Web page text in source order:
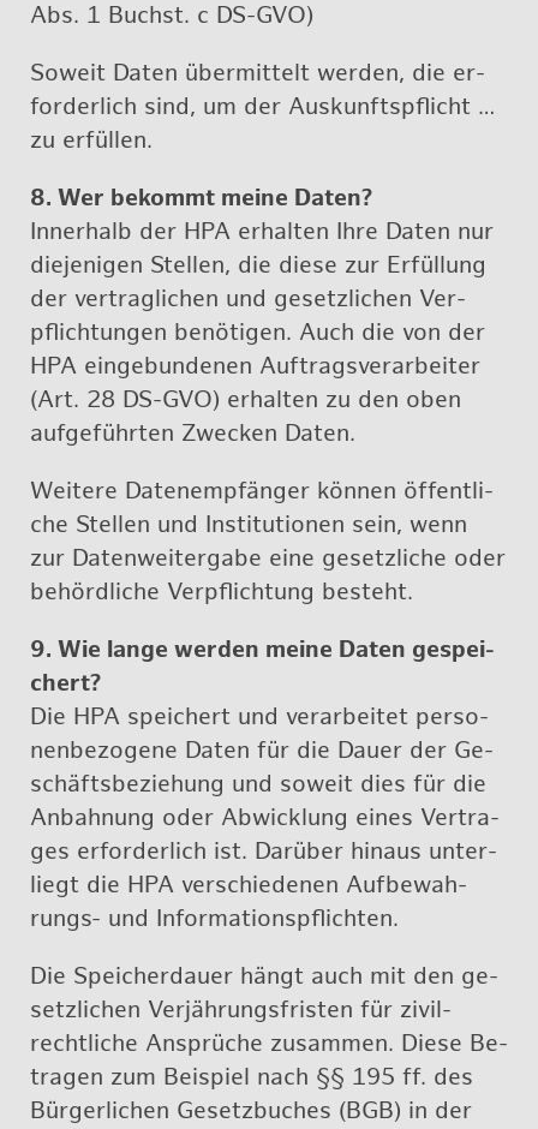
Abs. 1 Buchst. c DS-GVO)
So­weit Daten über­mit­telt wer­den, die er­
for­der­lich sind, um der Aus­kunfts­pflicht …
zu er­fül­len.
8. Wer be­kommt meine Daten?
In­ner­halb der HPA er­hal­ten Ihre Daten nur
die­je­ni­gen Stel­len, die diese zur Er­fül­lung
der ver­trag­li­chen und ge­setz­li­chen Ver­
pflich­tun­gen be­nö­ti­gen. Auch die von der
HPA ein­ge­bun­de­nen Auf­trags­ver­ar­bei­ter
(Art. 28 DS-GVO) er­hal­ten zu den oben
auf­ge­führ­ten Zwe­cken Daten.
Wei­te­re Da­ten­emp­fän­ger kön­nen öf­fent­li­
che Stel­len und In­sti­tu­tio­nen sein, wenn
zur Da­ten­wei­ter­ga­be eine ge­setz­li­che oder
be­hörd­li­che Ver­pflich­tung be­steht.
9. Wie lange wer­den meine Daten ge­spei­
chert?
Die HPA spei­chert und ver­ar­bei­tet per­so­
nen­be­zo­ge­ne Daten für die Dauer der Ge­
schäfts­be­zie­hung und so­weit dies für die
An­bah­nung oder Ab­wick­lung eines Ver­tra­
ges er­for­der­lich ist. Dar­über hin­aus un­ter­
liegt die HPA ver­schie­de­nen Auf­be­wah­
rungs- und In­for­ma­ti­ons­pflich­ten.
Die Spei­cher­dau­er hängt auch mit den ge­
setz­li­chen Ver­jäh­rungs­fris­ten für zi­vil­
recht­li­che An­sprü­che zu­sam­men. Diese Be­
tra­gen zum Bei­spiel nach §§ 195 ff. des
Bür­ger­li­chen Ge­setz­bu­ches (BGB) in der